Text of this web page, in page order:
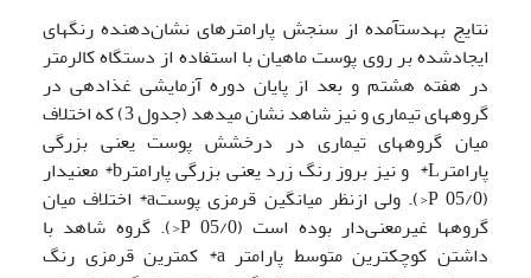
نتایج به­دست­آمده از سنجش پارامترهای نشان‌دهنده رنگهای
ایجادشده بر روی پوست ماهیان با استفاده از دستگاه کالرمتر
در هفته هشتم و بعد از پایان دوره آزمایشی غذادهی در
گروههای تیماری و نیز شاهد نشان می­دهد (جدول 3) که اختلاف
میان گروههای تیماری در درخشش پوست یعنی بزرگی
پارامترL* و نیز بروز رنگ زرد یعنی بزرگی پارامترb* معنی­دار
(05/0 P<). ولی ازنظر میانگین قرمزی پوستa* اختلاف میان
گروهها غیرمعنی‌دار بوده است (05/0 P<). گروه شاهد با
داشتن کوچکترین متوسط پارامتر a* کمترین قرمزی رنگ